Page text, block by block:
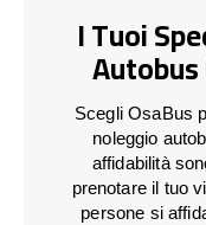
I Tuoi
Scegli OsaBus
noleggio
affidabilità
prenotare il tuo
persone si